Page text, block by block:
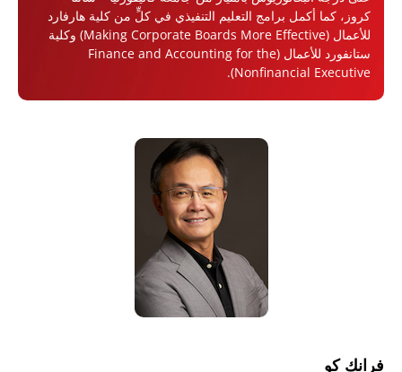
كروز، كما أكمل برامج التعليم التنفيذي في كلٍّ من كلية هارفارد
للأعمال (Making Corporate Boards More Effective) وكلية
ستانفورد للأعمال (Finance and Accounting for the
Nonfinancial Executive).
فرانك كو